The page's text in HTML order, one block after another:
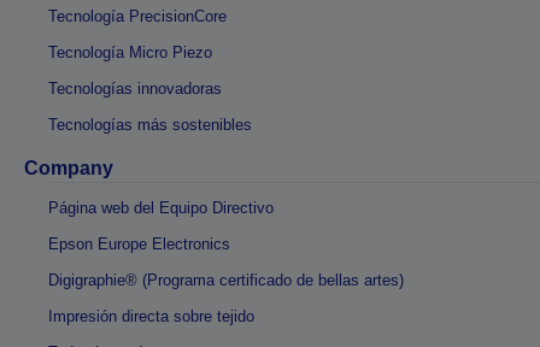
Tecnología PrecisionCore
Tecnología Micro Piezo
Tecnologías innovadoras
Tecnologías más sostenibles
Company
Página web del Equipo Directivo
Epson Europe Electronics
Digigraphie® (Programa certificado de bellas artes)
Impresión directa sobre tejido